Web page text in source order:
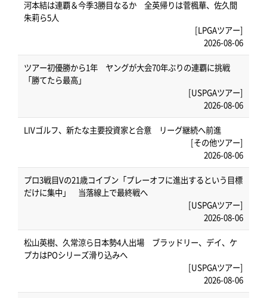
河本結は連覇＆今季3勝目なるか 全英帰りは菅楓華、佐久間
朱莉ら5人
[LPGAツアー]
2026-08-06
ツアー初優勝から1年 ヤングが大会70年ぶりの連覇に挑戦
「勝てたら最高」
[USPGAツアー]
2026-08-06
LIVゴルフ、新たな主要投資家と合意 リーグ継続へ前進
[その他ツアー]
2026-08-06
プロ3戦目Vの21歳コイブン「プレーオフに進出するという目標
だけに集中」 当落線上で最終戦へ
[USPGAツアー]
2026-08-06
松山英樹、久常涼ら日本勢4人出場 ブラッドリー、デイ、ケ
プカはPOシリーズ滑り込みへ
[USPGAツアー]
2026-08-06